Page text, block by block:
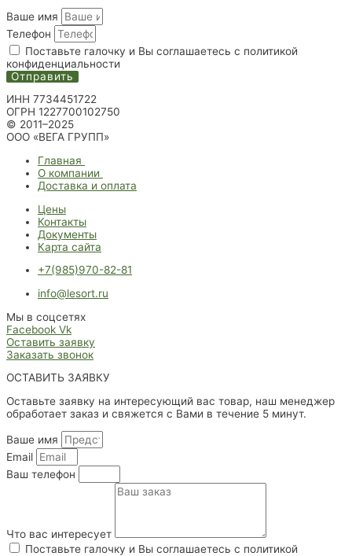
Ваше имя
Телефон
Поставьте галочку и Вы соглашаетесь с политикой
конфиденциальности
Отправить
ИНН 7734451722
ОГРН 1227700102750
© 2011–2025
ООО «ВЕГА ГРУПП»
Главная
О компании
Доставка и оплата
Цены
Контакты
Документы
Карта сайта
+7(985)970-82-81
info@lesort.ru
Мы в соцсетях
Facebook Vk
Оставить заявку
Заказать звонок
ОСТАВИТЬ ЗАЯВКУ
Оставьте заявку на интересующий вас товар, наш менеджер
обработает заказ и свяжется с Вами в течение 5 минут.
Ваше имя
Email
Ваш телефон
Что вас интересует
Поставьте галочку и Вы соглашаетесь с политикой